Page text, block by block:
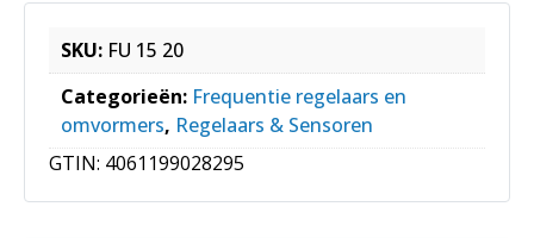
SKU: FU 15 20
Categorieën: Frequentie regelaars en
omvormers, Regelaars & Sensoren
GTIN: 4061199028295